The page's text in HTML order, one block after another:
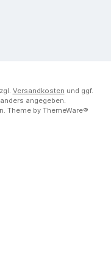
Versandkosten und ggf.
angegeben.
Theme by ThemeWare®